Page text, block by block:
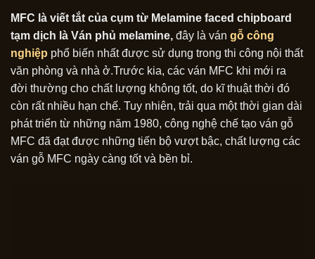
MFC là viết tắt của cụm từ Melamine faced chipboard
tạm dịch là Ván phủ melamine, đây là ván gỗ công
nghiệp phổ biến nhất được sử dụng trong thi công nội thất
văn phòng và nhà ở.Trước kia, các ván MFC khi mới ra
đời thường cho chất lượng không tốt, do kĩ thuật thời đó
còn rất nhiều hạn chế. Tuy nhiên, trải qua một thời gian dài
phát triển từ những năm 1980, công nghệ chế tạo ván gỗ
MFC đã đạt được những tiến bộ vượt bậc, chất lượng các
ván gỗ MFC ngày càng tốt và bền bỉ.